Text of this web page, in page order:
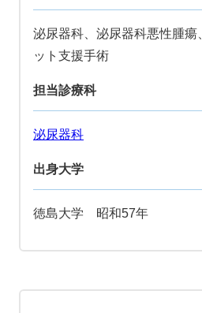
泌尿器科、泌尿器科悪性腫瘍
ット支援手術
担当診療科
泌尿器科
出身大学
徳島大学 昭和57年